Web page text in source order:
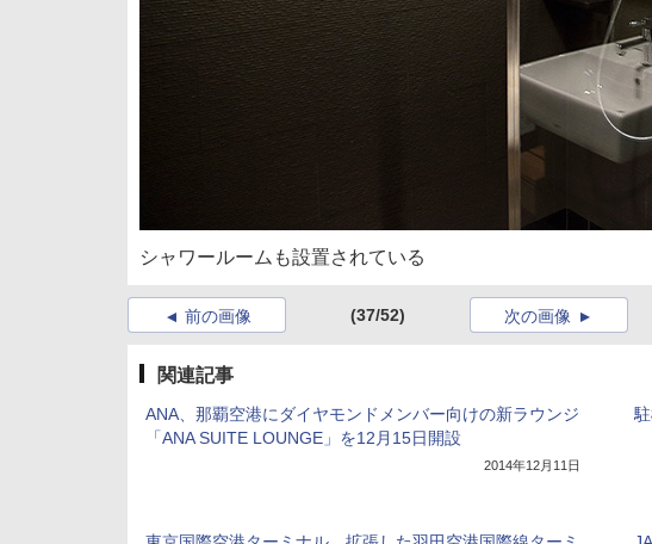
シャワールームも設置されている
前の画像 (37/52) 次の画像
関連記事
ANA、那覇空港にダイヤモンドメンバー向けの新ラウンジ
「ANA SUITE LOUNGE」を12月15日開設
2014年12月11日